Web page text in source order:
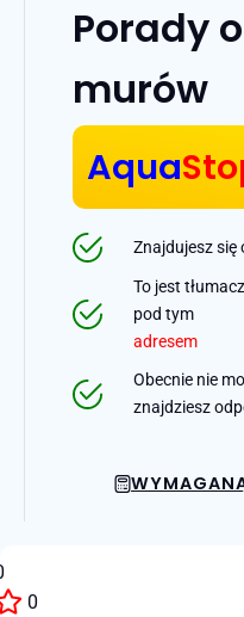
Porady
murów
Aqua
Znajdujesz
To jest
pod tym
adresem
Obecnie nie
znajdziesz
0